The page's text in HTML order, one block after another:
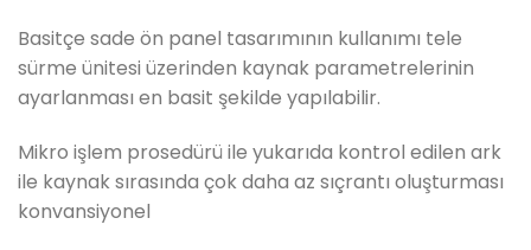
Basitçe sade ön panel tasarımının kullanımı tele
sürme ünitesi üzerinden kaynak parametrelerinin
ayarlanması en basit şekilde yapılabilir.
Mikro işlem prosedürü ile yukarıda kontrol edilen ark
ile kaynak sırasında çok daha az sıçrantı oluşturması
konvansiyonel